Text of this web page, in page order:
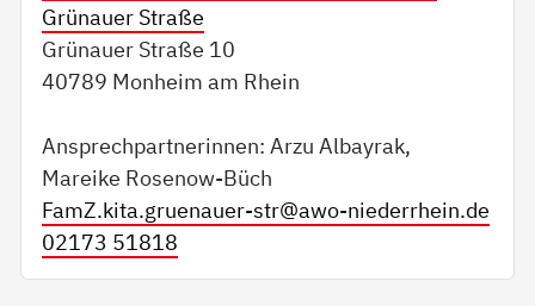
Grünauer Straße
Grünauer Straße 10
40789 Monheim am Rhein
Ansprechpartnerinnen: Arzu Albayrak,
Mareike Rosenow-Büch
FamZ.kita.gruenauer-str@awo-niederrhein.de
02173 51818